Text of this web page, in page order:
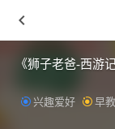
《狮子老爸-西游
兴趣爱好 早